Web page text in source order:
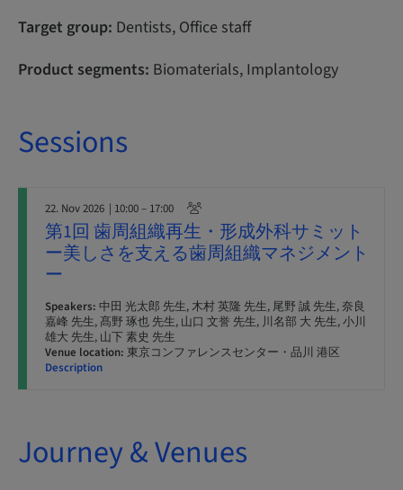
Target group: Dentists, Office staff
Product segments: Biomaterials, Implantology
Sessions
22. Nov 2026 | 10:00 – 17:00
第1回 歯周組織再生・形成外科サミット
ー美しさを支える歯周組織マネジメント
ー
Speakers: 中田 光太郎 先生, 木村 英隆 先生, 尾野 誠 先生, 奈良
嘉峰 先生, 髙野 琢也 先生, 山口 文誉 先生, 川名部 大 先生, 小川
雄大 先生, 山下 素史 先生
Venue location: 東京コンファレンスセンター・品川 港区
Description
Journey & Venues